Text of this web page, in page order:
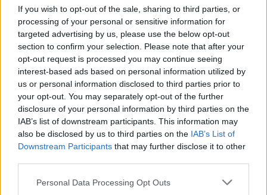
If you wish to opt-out of the sale, sharing to third parties, or
processing of your personal or sensitive information for
targeted advertising by us, please use the below opt-out
section to confirm your selection. Please note that after your
opt-out request is processed you may continue seeing
interest-based ads based on personal information utilized by
us or personal information disclosed to third parties prior to
your opt-out. You may separately opt-out of the further
disclosure of your personal information by third parties on the
IAB’s list of downstream participants. This information may
also be disclosed by us to third parties on the IAB’s List of
Downstream Participants that may further disclose it to other
Please note that this website/app uses one or more Google
Personal Data Processing Opt Outs